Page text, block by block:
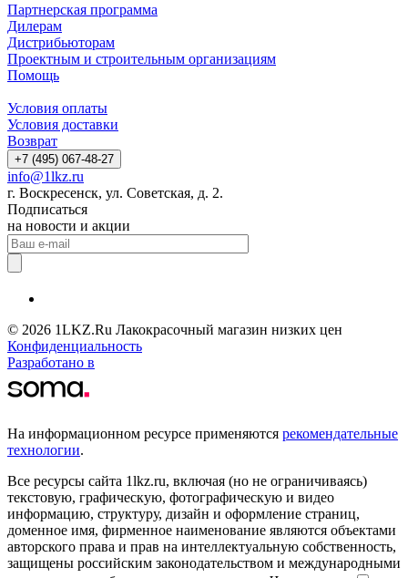
Партнерская программа
Дилерам
Дистрибьюторам
Проектным и строительным организациям
Помощь
Условия оплаты
Условия доставки
Возврат
+7 (495) 067-48-27
info@1lkz.ru
г. Воскресенск, ул. Советская, д. 2.
Подписаться
на новости и акции
© 2026 1LKZ.Ru Лакокрасочный магазин низких цен
Конфиденциальность
Разработано в
На информационном ресурсе применяются рекомендательные
технологии.
Все ресурсы сайта 1lkz.ru, включая (но не ограничиваясь)
текстовую, графическую, фотографическую и видео
информацию, структуру, дизайн и оформление страниц,
доменное имя, фирменное наименование являются объектами
авторского права и прав на интеллектуальную собственность,
защищены российским законодательством и международными